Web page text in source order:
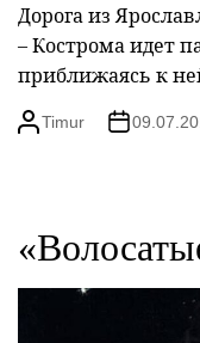
Дорога из
– Кострома идет
приближаясь к
Timur